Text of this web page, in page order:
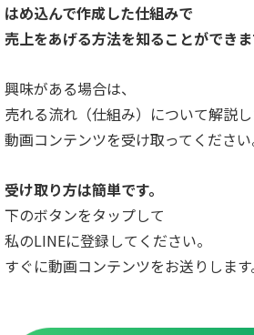
はめ込んで作成した仕組みで
売上をあげる方法を知ることができま
興味がある場合は、
売れる流れ（仕組み）について解説
動画コンテンツを受け取ってください
受け取り方は簡単です。
下のボタンをタップして
私のLINEに登録してください。
すぐに動画コンテンツをお送りします